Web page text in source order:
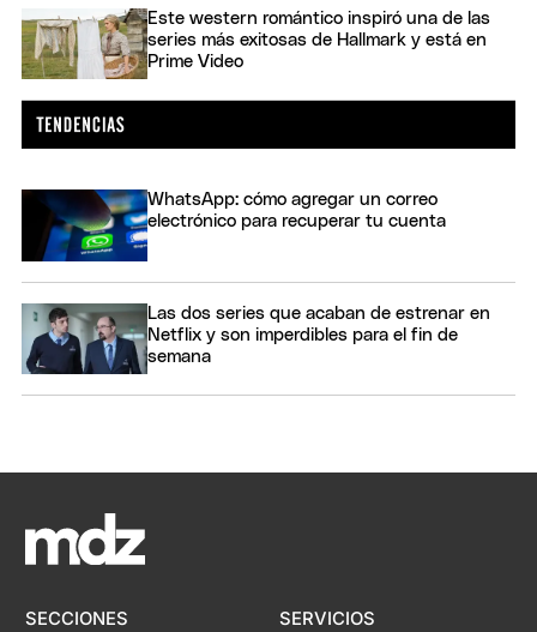
Este western romántico inspiró una de las
series más exitosas de Hallmark y está en
Prime Video
WhatsApp: cómo agregar un correo
electrónico para recuperar tu cuenta
Las dos series que acaban de estrenar en
Netflix y son imperdibles para el fin de
semana
SECCIONES SERVICIOS